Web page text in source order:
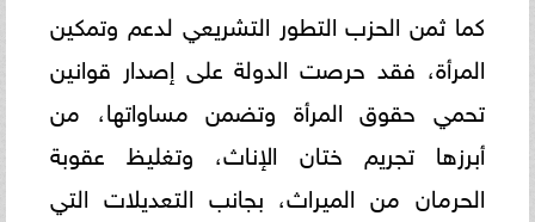
كما ثمن الحزب التطور التشريعي لدعم وتمكين
المرأة، فقد حرصت الدولة على إصدار قوانين
تحمي حقوق المرأة وتضمن مساواتها، من
أبرزها تجريم ختان الإناث، وتغليظ عقوبة
الحرمان من الميراث، بجانب التعديلات التي